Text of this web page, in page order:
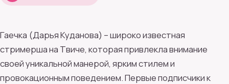
Гаечка (Дарья Куданова) – широко известная
стримерша на Твиче, которая привлекла внимание
своей уникальной манерой, ярким стилем и
провокационным поведением. Первые подписчики к